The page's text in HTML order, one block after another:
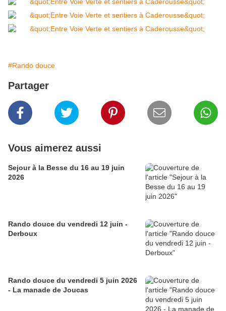
#Rando douce
Partager
Vous aimerez aussi
Sejour à la Besse du 16 au 19 juin
2026
Rando douce du vendredi 12 juin -
Derboux
Rando douce du vendredi 5 juin 2026
- La manade de Joucas